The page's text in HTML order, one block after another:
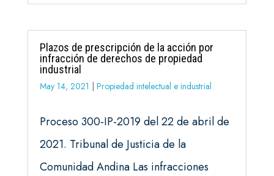
Plazos de prescripción de la acción por
infracción de derechos de propiedad
industrial
May 14, 2021 Propiedad intelectual e industrial
Proceso 300-IP-2019 del 22 de abril de
2021. Tribunal de Justicia de la
Comunidad Andina Las infracciones